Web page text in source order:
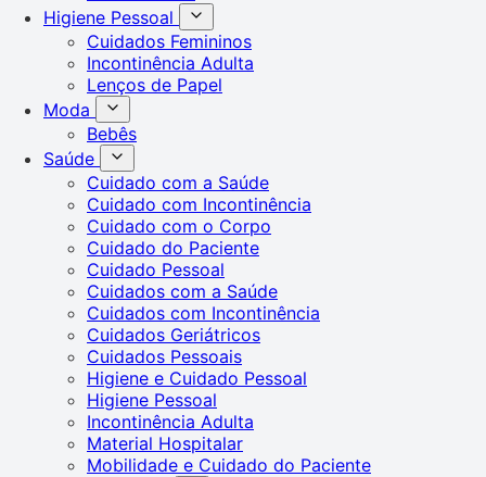
Higiene Pessoal
Cuidados Femininos
Incontinência Adulta
Lenços de Papel
Moda
Bebês
Saúde
Cuidado com a Saúde
Cuidado com Incontinência
Cuidado com o Corpo
Cuidado do Paciente
Cuidado Pessoal
Cuidados com a Saúde
Cuidados com Incontinência
Cuidados Geriátricos
Cuidados Pessoais
Higiene e Cuidado Pessoal
Higiene Pessoal
Incontinência Adulta
Material Hospitalar
Mobilidade e Cuidado do Paciente